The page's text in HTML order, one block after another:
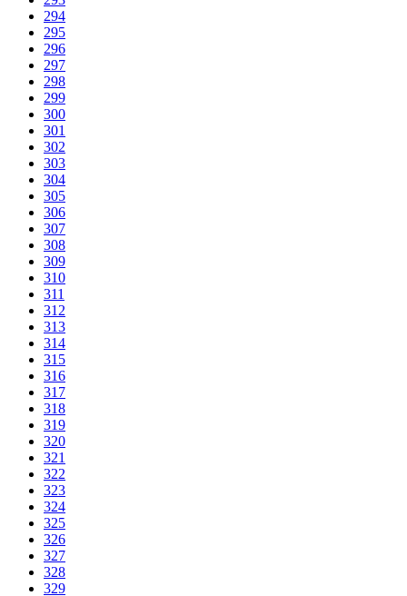
294
295
296
297
298
299
300
301
302
303
304
305
306
307
308
309
310
311
312
313
314
315
316
317
318
319
320
321
322
323
324
325
326
327
328
329